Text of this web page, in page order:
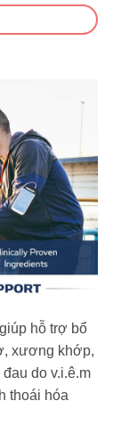
hỗ trợ bổ
xương khớp,
do v.i.ê.m
thoái hóa